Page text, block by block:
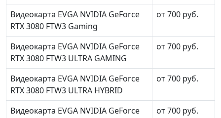
Видеокарта EVGA NVIDIA GeForce
RTX 3080 FTW3 Gaming
от 700 руб.
Видеокарта EVGA NVIDIA GeForce
RTX 3080 FTW3 ULTRA GAMING
от 700 руб.
Видеокарта EVGA NVIDIA GeForce
RTX 3080 FTW3 ULTRA HYBRID
от 700 руб.
Видеокарта EVGA NVIDIA GeForce
от 700 руб.